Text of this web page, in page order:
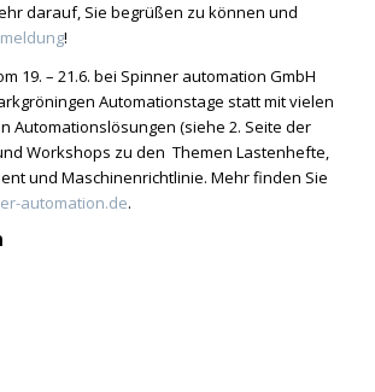
darauf, Sie begrüßen zu können und
!
19. – 21.6. bei Spinner automation GmbH
Automationstage statt mit vielen
Automationslösungen (siehe 2. Seite der
Workshops zu den Themen Lastenhefte,
und Maschinenrichtlinie. Mehr finden Sie
automation.de.